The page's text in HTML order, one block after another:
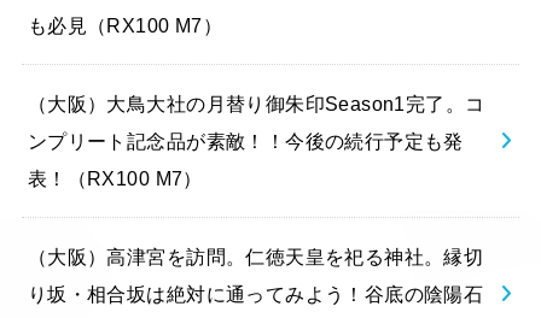
も必見（RX100 M7）
（大阪）大鳥大社の月替り御朱印Season1完了。コ
ンプリート記念品が素敵！！今後の続行予定も発
表！（RX100 M7）
（大阪）高津宮を訪問。仁徳天皇を祀る神社。縁切
り坂・相合坂は絶対に通ってみよう！谷底の陰陽石